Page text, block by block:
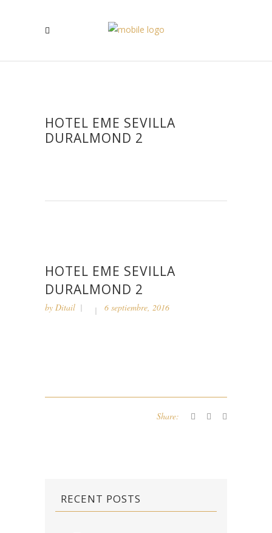
HOTEL EME SEVILLA
DURALMOND 2
HOTEL EME SEVILLA
DURALMOND 2
by Ditail 6 septiembre, 2016
Share:
RECENT POSTS